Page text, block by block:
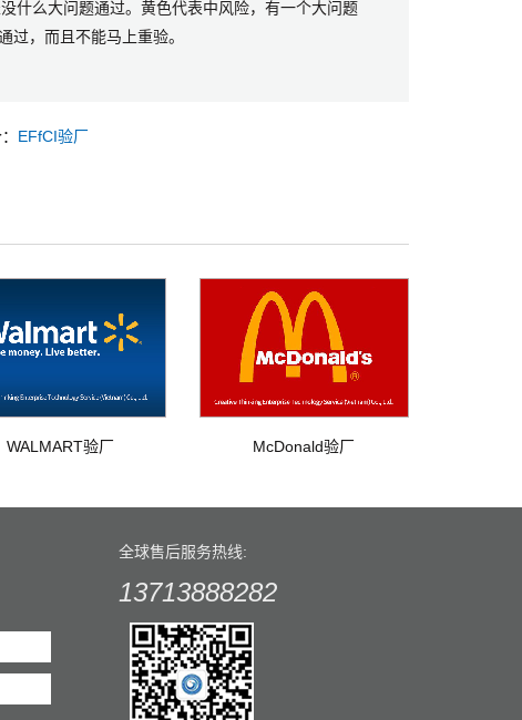
什么大问题通过。黄色代表中风险，有一个大问题
过，而且不能马上重验。
EFfCI验厂
WALMART验厂 McDonald验厂
全球售后服务热线:
13713888282